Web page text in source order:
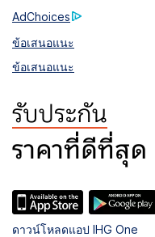
AdChoices
ข้อเสนอแนะ
ข้อเสนอแนะ
ดาวน์โหลดแอป IHG One